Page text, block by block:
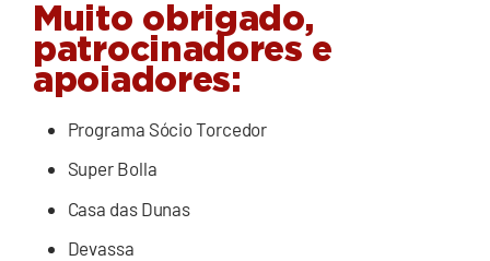
Muito obrigado,
patrocinadores e
apoiadores:
Programa Sócio Torcedor
Super Bolla
Casa das Dunas
Devassa